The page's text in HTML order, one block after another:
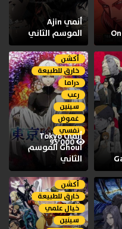
أنمي Ajin
الموسم الثاني
أكشن
خارق للطبيعة
دراما
رعب
سينين
غموض
نفسي
95٬000
أنمي Tokyo
Ghoul الموسم
الثاني
أكشن
خارق للطبيعة
خيال علمي
سينين